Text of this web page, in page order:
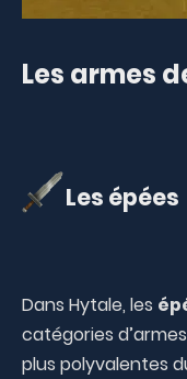
Les armes
Les épées
Dans Hytale, les
catégories
plus polyvalentes